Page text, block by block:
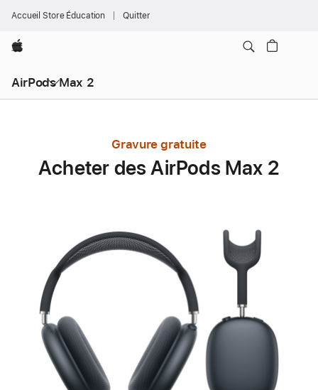
Accueil Store Éducation Quitter
Apple
AirPods Max 2
Gravure gratuite
Acheter des AirPods Max 2